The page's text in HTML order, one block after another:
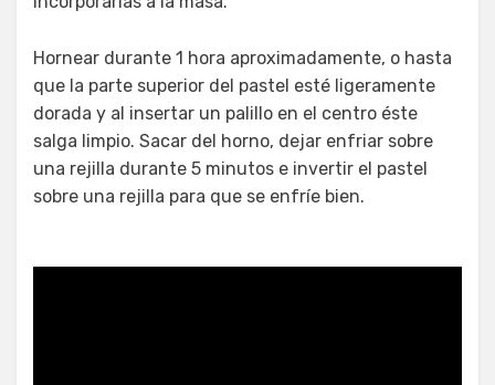
Hornear durante 1 hora aproximadamente, o hasta
que la parte superior del pastel esté ligeramente
dorada y al insertar un palillo en el centro éste
salga limpio. Sacar del horno, dejar enfriar sobre
una rejilla durante 5 minutos e invertir el pastel
sobre una rejilla para que se enfríe bien.